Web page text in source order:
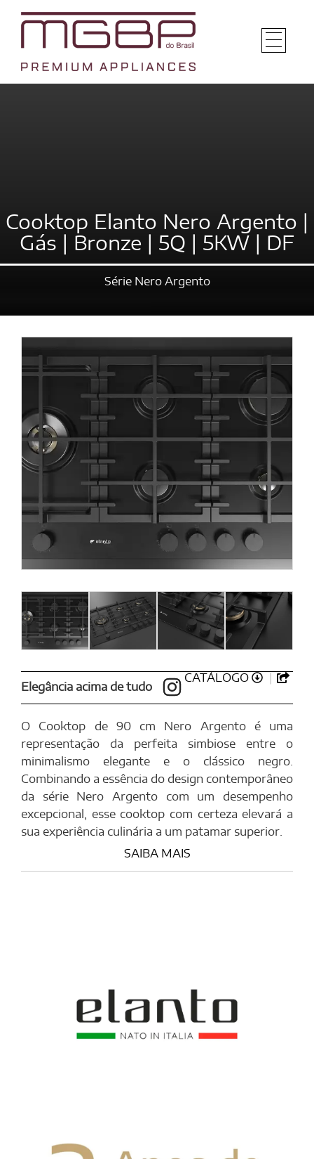
Cooktop Elanto Nero Argento |
Gás | Bronze | 5Q | 5KW | DF
Série Nero Argento
CATÁLOGO
Elegância acima de tudo
O Cooktop de 90 cm Nero Argento é uma
representação da perfeita simbiose entre o
minimalismo elegante e o clássico negro.
Combinando a essência do design contemporâneo
da série Nero Argento com um desempenho
excepcional, esse cooktop com certeza elevará a
sua experiência culinária a um patamar superior.
SAIBA MAIS